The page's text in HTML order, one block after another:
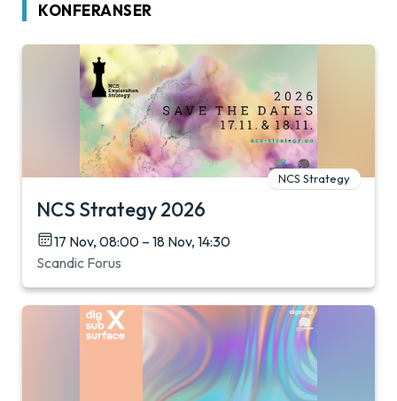
KONFERANSER
NCS Strategy
NCS Strategy 2026
17 Nov, 08:00 – 18 Nov, 14:30
Scandic Forus